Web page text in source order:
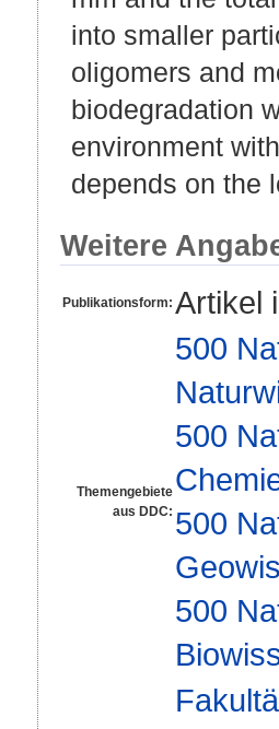
into smaller
oligomers and
biodegradation
environment
depends on the
Weitere
Publikationsform: Artikel
Themengebiete
aus DDC:
500
500
500
500